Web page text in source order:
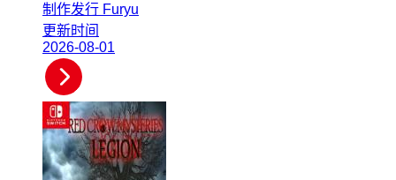
制作发行 Furyu
更新时间
2026-08-01